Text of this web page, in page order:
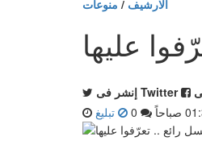
الارشيف / منوعات
عليها
إنشر فى Twitter
تبليغ